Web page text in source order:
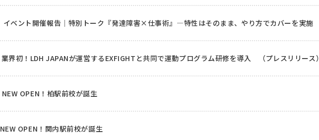
イベント開催報告｜特別トーク『発達障害×仕事術』―特性はそのまま、やり方でカバーを実施
業界初！LDH JAPANが運営するEXFIGHTと共同で運動プログラム研修を導入 （プレスリリース）
NEW OPEN！柏駅前校が誕生
NEW OPEN！関内駅前校が誕生